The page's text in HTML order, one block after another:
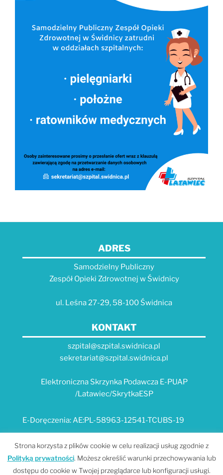
ADRES
Samodzielny Publiczny
Zespół Opieki Zdrowotnej w Świdnicy
ul. Leśna 27-29, 58-100 Świdnica
KONTAKT
szpital@szpital.swidnica.pl
sekretariat@szpital.swidnica.pl
Elektroniczna Skrzynka Podawcza E-PUAP
/Latawiec/SkrytkaESP
E-Doręczenia: AE:PL-58963-12541-TCUBS-19
E-USŁUGI
Platforma e-usług Szpitala "Latawiec" --- MPI
Portal Dolnośląskiego E-Zdrowia
Strona korzysta z plików cookie w celu realizacji usług zgodnie z
Polityką prywatności. Możesz określić warunki przechowywania lub
dostępu do cookie w Twojej przeglądarce lub konfiguracji usługi.